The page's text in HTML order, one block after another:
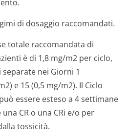
di dosaggio raccomandati.
totale raccomandata di
è di 1,8 mg/m2 per ciclo,
nei Giorni 1
e 15 (0,5 mg/m2). Il Ciclo
essere esteso a 4 settimane
CR o una CRi e/o per
tossicità.